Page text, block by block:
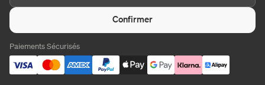
Confirmer
Paiements Sécurisés